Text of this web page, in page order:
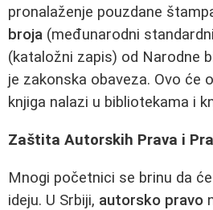
pronalaženje pouzdane
broja (međunarodni
(kataložni zapis) od Narodne
je zakonska obaveza. Ovo će
knjiga nalazi u bibliotekama i
Zaštita Autorskih Prava i
Mnogi početnici se brinu da
ideju. U Srbiji, autorsko pravo